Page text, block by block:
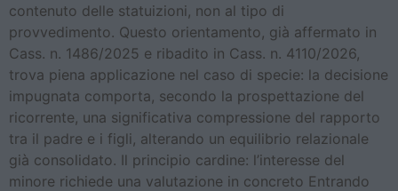
contenuto delle statuizioni, non al tipo di
provvedimento. Questo orientamento, già affermato in
Cass. n. 1486/2025 e ribadito in Cass. n. 4110/2026,
trova piena applicazione nel caso di specie: la decisione
impugnata comporta, secondo la prospettazione del
ricorrente, una significativa compressione del rapporto
tra il padre e i figli, alterando un equilibrio relazionale
già consolidato. Il principio cardine: l’interesse del
minore richiede una valutazione in concreto Entrando